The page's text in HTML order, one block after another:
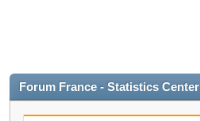
Forum France - Statistics Center